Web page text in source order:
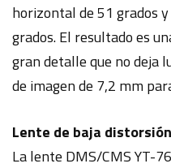
horizontal de 51 grados
grados. El resultado es
gran detalle que no deja
de imagen de 7,2 mm
Lente de baja
La lente DMS/CMS YT-